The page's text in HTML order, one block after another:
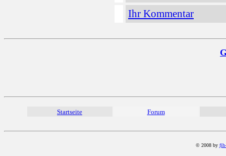
Ihr Kommentar
Startseite Forum
© 2008 by